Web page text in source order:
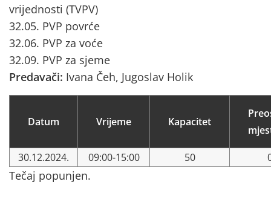
vrijednosti (TVPV)
32.05. PVP povrće
32.06. PVP za voće
32.09. PVP za sjeme
Predavači: Ivana Čeh, Jugoslav Holik
Datum Vrijeme Kapacitet
30.12.2024. 09:00-15:00 50
Tečaj popunjen.